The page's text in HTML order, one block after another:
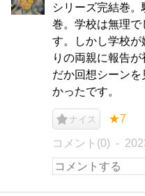
シリーズ完結巻
巻。学校は無理で
す。しかし学校
りの両親に報告
だか回想シーン
かったです。
ナイス ★7
コメント(0)